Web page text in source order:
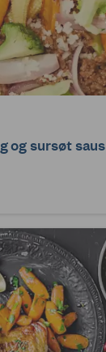
og sursøt saus